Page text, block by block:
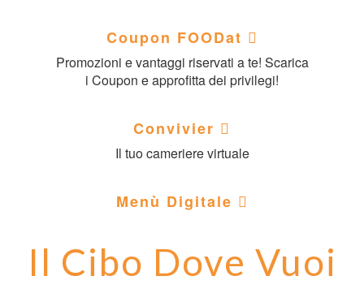
Coupon FOODat
Promozioni e vantaggi riservati a te! Scarica
i Coupon e approfitta dei privilegi!
Convivier
Il tuo cameriere virtuale
Menù Digitale
Il Cibo Dove Vuoi